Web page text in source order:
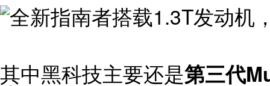
其中黑科技主要还是第三代